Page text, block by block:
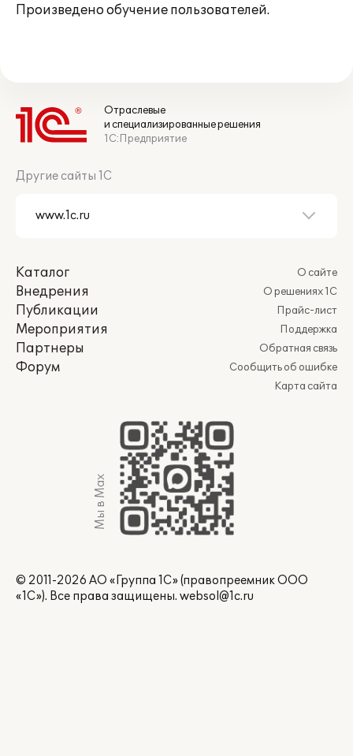
Произведено обучение пользователей.
Отраслевые
и специализированные решения
1С:Предприятие
Другие сайты 1С
Каталог
Внедрения
Публикации
Мероприятия
Партнеры
Форум
О сайте
О решениях 1С
Прайс-лист
Поддержка
Обратная связь
Сообщить об ошибке
Карта сайта
Мы в Max
© 2011-2026 АО «Группа 1С» (правопреемник ООО
«1С»). Все права защищены. websol@1c.ru